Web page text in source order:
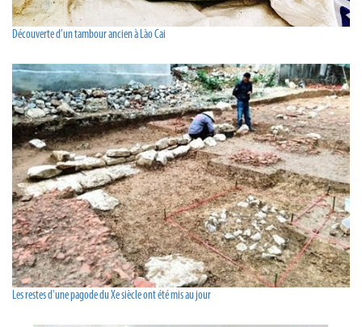
Découverte d’un tambour ancien à Lào Cai
Les restes d'une pagode du Xe siècle ont été mis au jour